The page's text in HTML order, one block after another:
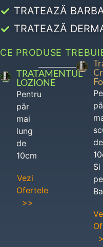
TRATEAZĂ
TRATEAZĂ
CE PRODUSE
TRATAMENTUL
LOZIONE
Pentru
păr
mai
lung
de
10cm
Vezi
Ofertele
>>
de
Si